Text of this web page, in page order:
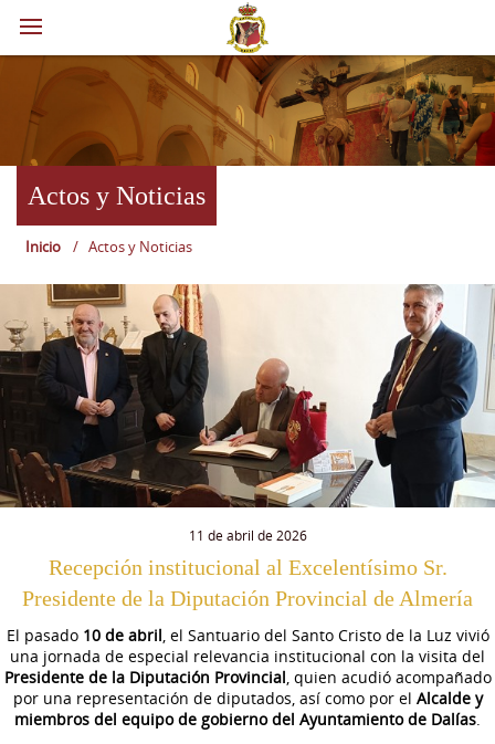
Actos y Noticias
Inicio / Actos y Noticias
11 de abril de 2026
Recepción institucional al Excelentísimo Sr.
Presidente de la Diputación Provincial de Almería
El pasado 10 de abril , el Santuario del Santo Cristo de la Luz vivió
una jornada de especial relevancia institucional con la visita del
Presidente de la Diputación Provincial , quien acudió acompañado
por una representación de diputados, así como por el Alcalde y
miembros del equipo de gobierno del Ayuntamiento de Dalías